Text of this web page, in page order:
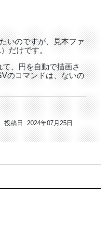
いのですが、見本ファ
だけです。
、円を自動で描画さ
のコマンドは、ないの
投稿日: 2024年07月25日